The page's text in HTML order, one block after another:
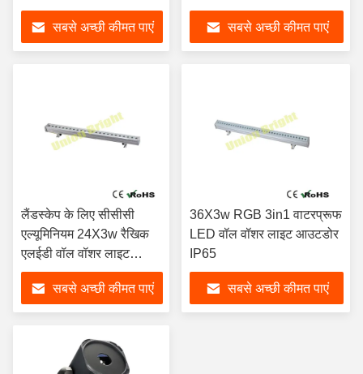
सबसे अच्छी कीमत पाएं
लाइट
सबसे अच्छी कीमत पाएं
लैंडस्केप के लिए सीसीसी
एल्यूमिनियम 24X3w रैखिक
एलईडी वॉल वॉशर लाइट
आरजीबी
सबसे अच्छी कीमत पाएं
36X3w RGB 3in1 वाटरप्रूफ
LED वॉल वॉशर लाइट आउटडोर
IP65
सबसे अच्छी कीमत पाएं